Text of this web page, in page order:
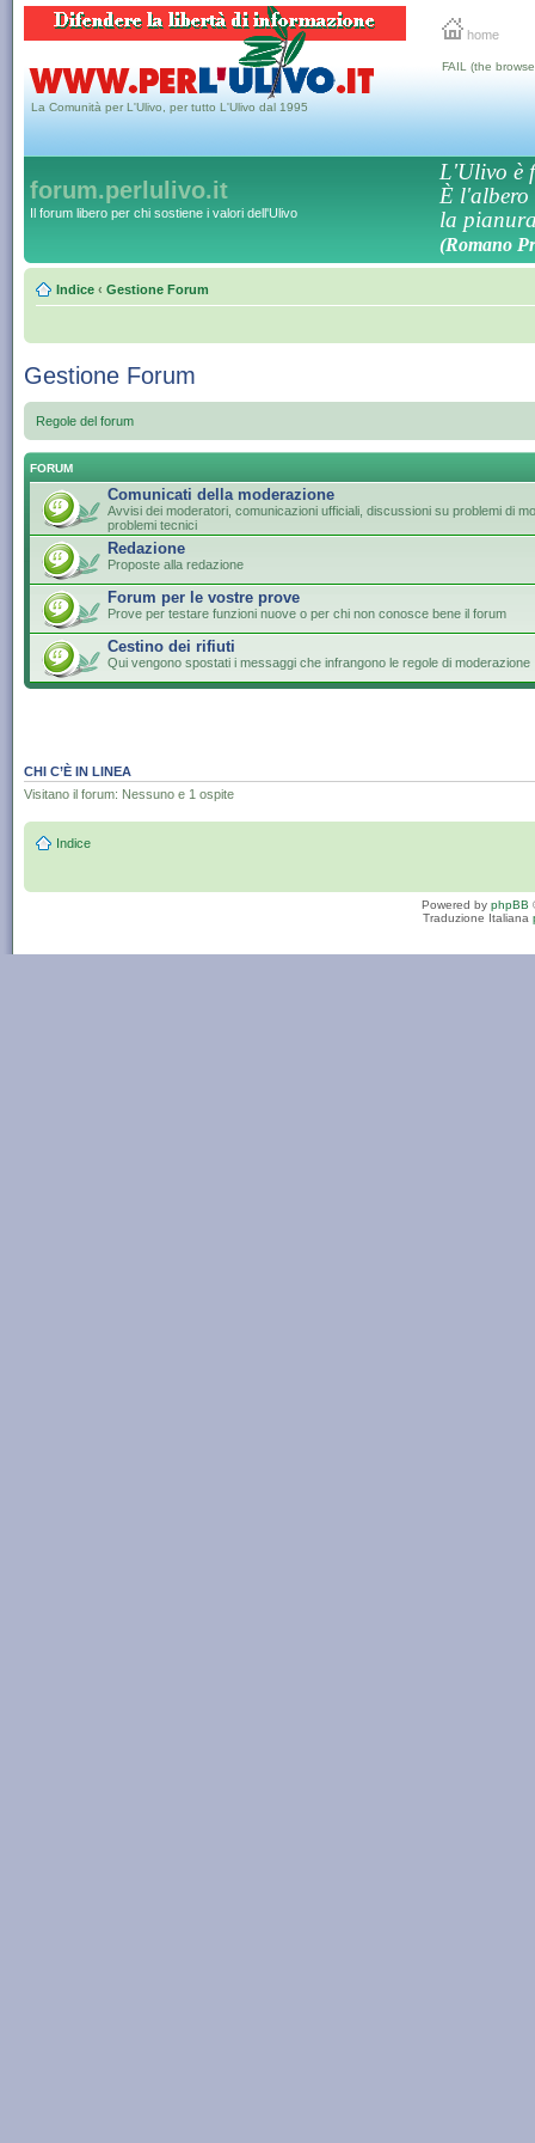
home
La Comunità per L'Ulivo, per tutto L'Ulivo dal 1995
FAIL (the
forum.perlulivo.it
Il forum libero per chi sostiene i valori dell'Ulivo
L'Ulivo è
È l'albero
la
(Romano
Indice ‹ Gestione Forum
Gestione Forum
Regole del forum
FORUM
Comunicati della moderazione
Avvisi dei moderatori, comunicazioni ufficiali, discussioni su problemi di
problemi tecnici
Redazione
Proposte alla redazione
Forum per le vostre prove
Prove per testare funzioni nuove o per chi non conosce bene il forum
Cestino dei rifiuti
Qui vengono spostati i messaggi che infrangono le regole di moderazione
CHI C’È IN LINEA
Visitano il forum: Nessuno e 1 ospite
Indice
Powered by phpBB
Traduzione Italiana